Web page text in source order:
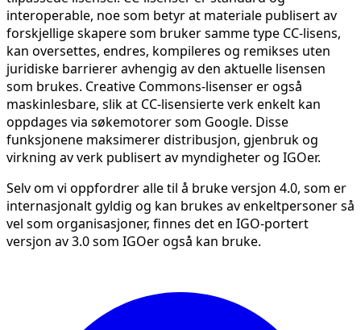
interoperable, noe som betyr at materiale publisert av
forskjellige skapere som bruker samme type CC-lisens,
kan oversettes, endres, kompileres og remikses uten
juridiske barrierer avhengig av den aktuelle lisensen
som brukes. Creative Commons-lisenser er også
maskinlesbare, slik at CC-lisensierte verk enkelt kan
oppdages via søkemotorer som Google. Disse
funksjonene maksimerer distribusjon, gjenbruk og
virkning av verk publisert av myndigheter og IGOer.
Selv om vi oppfordrer alle til å bruke versjon 4.0, som er
internasjonalt gyldig og kan brukes av enkeltpersoner så
vel som organisasjoner, finnes det en IGO-portert
versjon av 3.0 som IGOer også kan bruke.